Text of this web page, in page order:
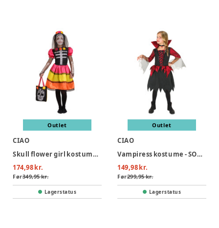
Outlet
CIAO
Skull flower girl kostume - MULTI
174,98 kr.
Før349,95 kr.
Lagerstatus
Outlet
CIAO
Vampiress kostume - SORT/RØD
149,98 kr.
Før299,95 kr.
Lagerstatus